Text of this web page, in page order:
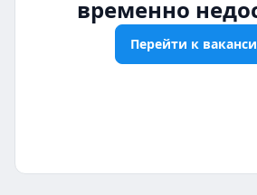
временно
Перейти к